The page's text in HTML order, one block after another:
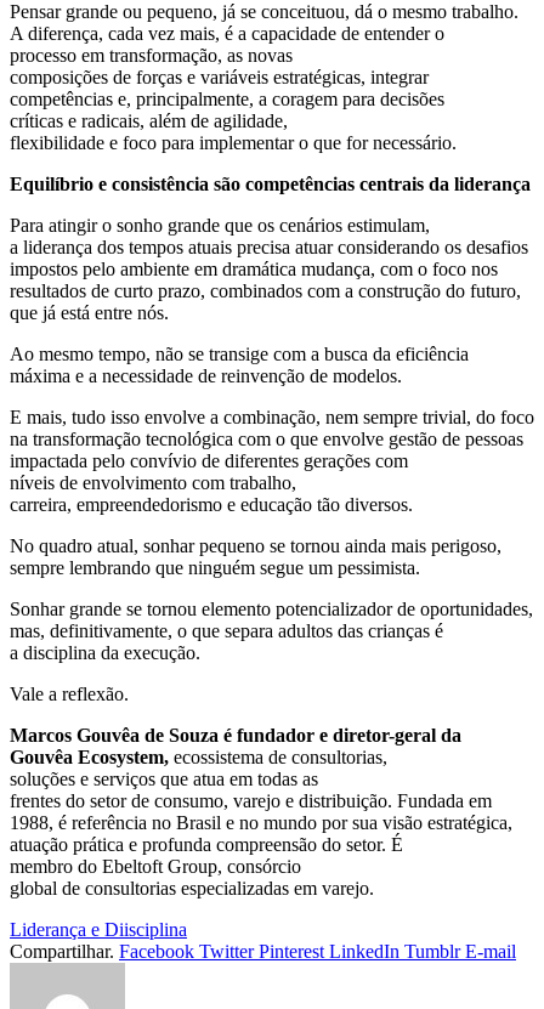
Pensar grande ou pequeno, já se conceituou, dá o mesmo trabalho.
A diferença, cada vez mais, é a capacidade de entender o
processo em transformação, as novas
composições de forças e variáveis estratégicas, integrar
competências e, principalmente, a coragem para decisões
críticas e radicais, além de agilidade,
flexibilidade e foco para implementar o que for necessário.
Equilíbrio e consistência são competências centrais da liderança
Para atingir o sonho grande que os cenários estimulam,
a liderança dos tempos atuais precisa atuar considerando os desafios
impostos pelo ambiente em dramática mudança, com o foco nos
resultados de curto prazo, combinados com a construção do futuro,
que já está entre nós.
Ao mesmo tempo, não se transige com a busca da eficiência
máxima e a necessidade de reinvenção de modelos.
E mais, tudo isso envolve a combinação, nem sempre trivial, do foco
na transformação tecnológica com o que envolve gestão de pessoas
impactada pelo convívio de diferentes gerações com
níveis de envolvimento com trabalho,
carreira, empreendedorismo e educação tão diversos.
No quadro atual, sonhar pequeno se tornou ainda mais perigoso,
sempre lembrando que ninguém segue um pessimista.
Sonhar grande se tornou elemento potencializador de oportunidades,
mas, definitivamente, o que separa adultos das crianças é
a disciplina da execução.
Vale a reflexão.
Marcos Gouvêa de Souza é fundador e diretor-geral da
Gouvêa Ecosystem, ecossistema de consultorias,
soluções e serviços que atua em todas as
frentes do setor de consumo, varejo e distribuição. Fundada em
1988, é referência no Brasil e no mundo por sua visão estratégica,
atuação prática e profunda compreensão do setor. É
membro do Ebeltoft Group, consórcio
global de consultorias especializadas em varejo.
Liderança e Diisciplina
Compartilhar. Facebook Twitter Pinterest LinkedIn Tumblr E-mail